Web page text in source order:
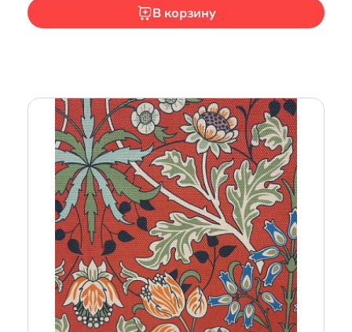
В корзину